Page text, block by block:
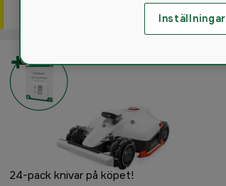
24-pack knivar på köpet!
Inställningar